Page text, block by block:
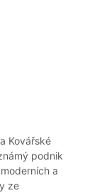
Kovářské
podnik
a
ze